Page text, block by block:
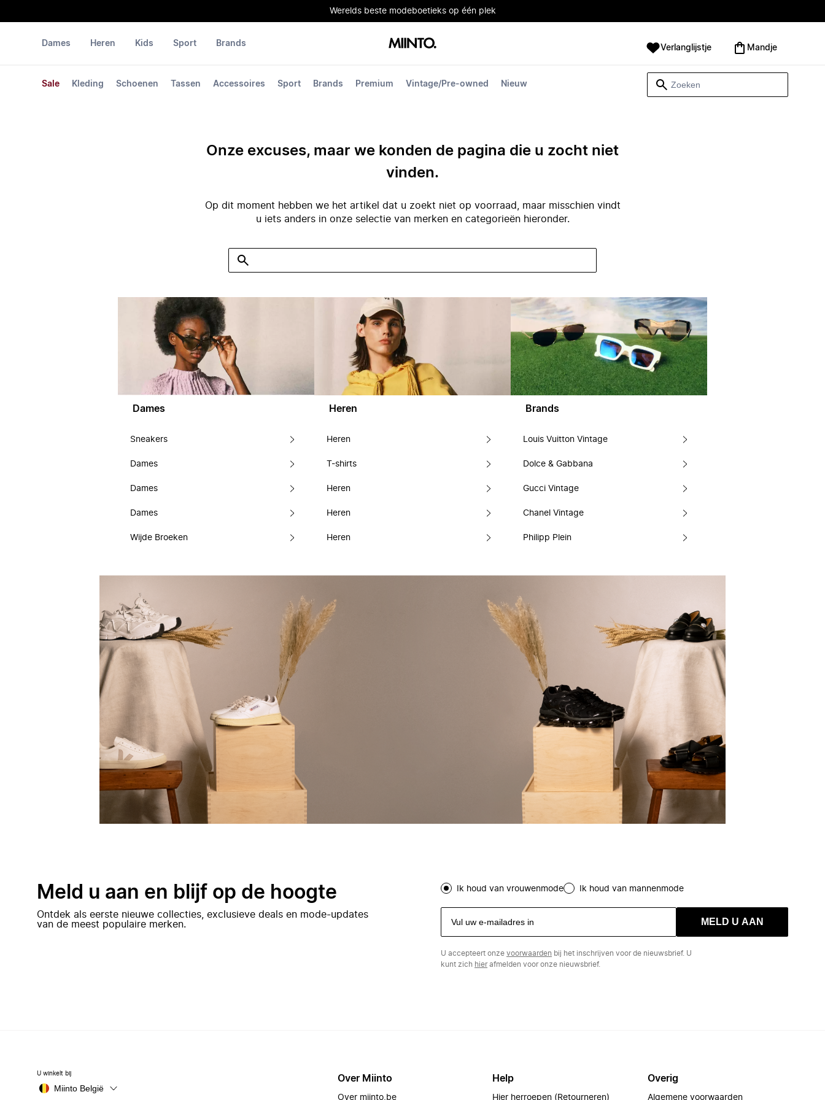
Werelds beste modeboetieks op één plek
Dames
Sale Kleding Schoenen Tassen Accessoires Sport Brands Premium Vintage/Pre-owned Nieuw
Heren Kids Sport Brands Verlanglijstje Mandje
Onze excuses, maar we konden de pagina die u zocht niet
vinden.
Op dit moment hebben we het artikel dat u zoekt niet op voorraad, maar misschien vindt
u iets anders in onze selectie van merken en categorieën hieronder.
Dames
Sneakers
Dames
Dames
Dames
Wijde Broeken
Heren
Heren
T-shirts
Heren
Heren
Heren
Brands
Louis Vuitton Vintage
Dolce & Gabbana
Gucci Vintage
Chanel Vintage
Philipp Plein
Meld u aan en blijf op de hoogte
Ontdek als eerste nieuwe collecties, exclusieve deals en mode-updates
van de meest populaire merken.
Ik houd van vrouwenmode Ik houd van mannenmode
MELD U AAN
U accepteert onze voorwaarden bij het inschrijven voor de nieuwsbrief. U
kunt zich hierafmelden voor onze nieuwsbrief.
U winkelt bij
Miinto België
Over Miinto
Over miinto.be
Help
Hier herroepen (Retourneren)
Overig
Algemene voorwaarden